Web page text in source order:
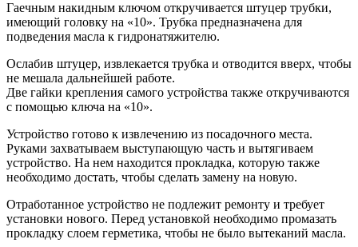
Гаечным накидным ключом откручивается штуцер трубки,
имеющий головку на «10». Трубка предназначена для
подведения масла к гидронатяжителю.
Ослабив штуцер, извлекается трубка и отводится вверх, чтобы
не мешала дальнейшей работе.
Две гайки крепления самого устройства также откручиваются
с помощью ключа на «10».
Устройство готово к извлечению из посадочного места.
Руками захватываем выступающую часть и вытягиваем
устройство. На нем находится прокладка, которую также
необходимо достать, чтобы сделать замену на новую.
Отработанное устройство не подлежит ремонту и требует
установки нового. Перед установкой необходимо промазать
прокладку слоем герметика, чтобы не было вытеканий масла.